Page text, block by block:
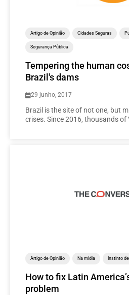
Artigo de Opinião Cidades Seguras
Segurança Pública
Tempering the human
Brazil's dams
29 junho, 2017
Brazil is the site of not one, but
crises. Since 2016, thousands of
Artigo de Opinião Na mídia Instinto
How to fix Latin
problem